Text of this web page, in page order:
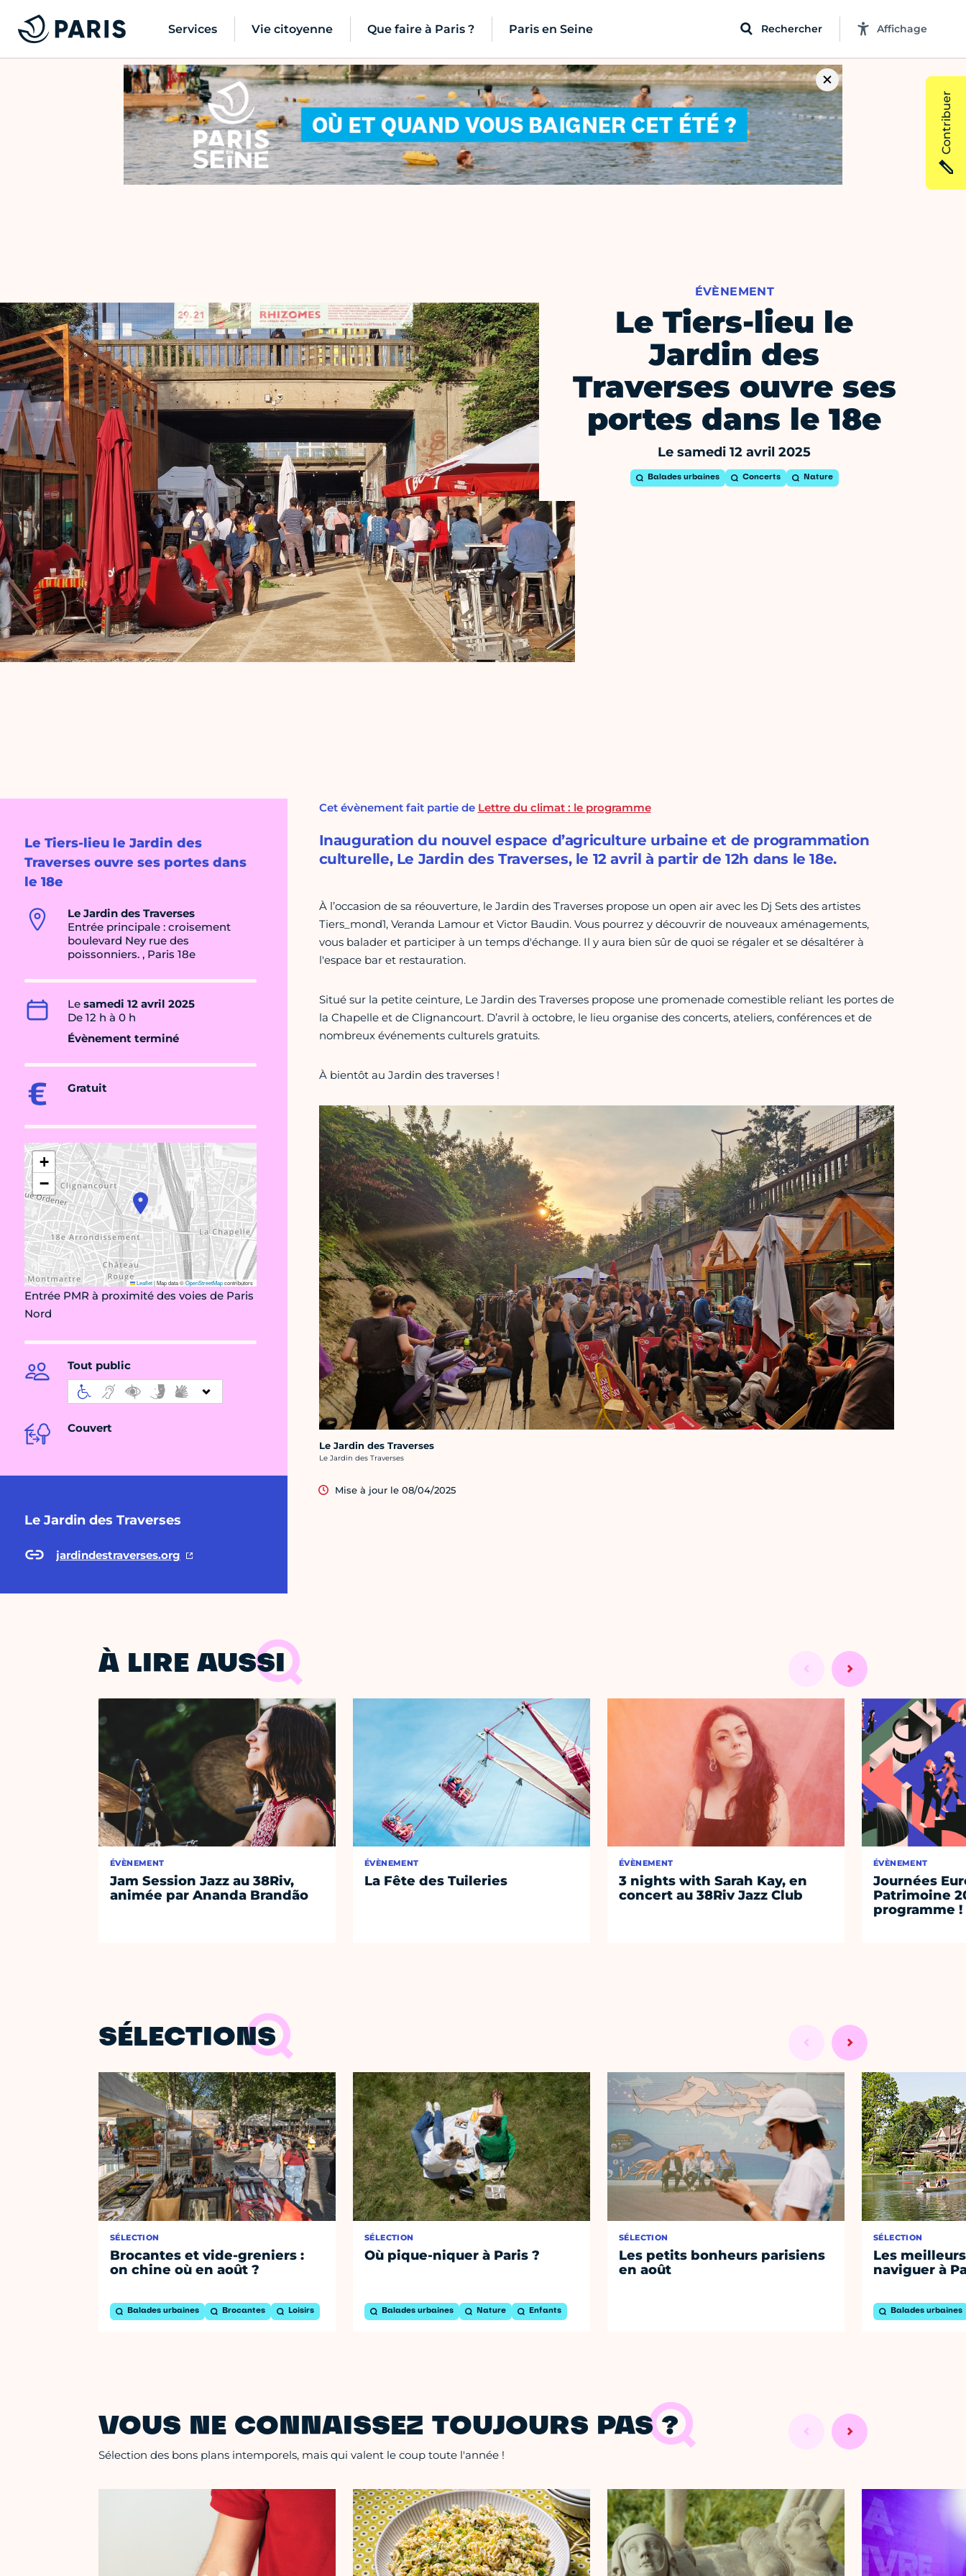
Services Vie citoyenne Que faire à Paris ? Paris en Seine Rechercher Affichage
ÉVÈNEMENT
Le Tiers-lieu le
Jardin des
Traverses ouvre ses
portes dans le 18e
Le samedi 12 avril 2025
Balades urbaines Concerts Nature
Le Tiers-lieu le Jardin des
Traverses ouvre ses portes dans
le 18e
Le Jardin des Traverses
Entrée principale : croisement
boulevard Ney rue des
poissonniers. , Paris 18e
Le samedi 12 avril 2025
De 12 h à 0 h
Évènement terminé
Gratuit
+
−
Leaflet|Map data ©OpenStreetMapcontributors
Entrée PMR à proximité des voies de Paris
Nord
Tout public
Couvert
Le Jardin des Traverses
jardindestraverses.org
Cet évènement fait partie de Lettre du climat : le programme
Inauguration du nouvel espace d’agriculture urbaine et de programmation
culturelle, Le Jardin des Traverses, le 12 avril à partir de 12h dans le 18e.
À l’occasion de sa réouverture, le Jardin des Traverses propose un open air avec les Dj Sets des artistes
Tiers_mond1, Veranda Lamour et Victor Baudin. Vous pourrez y découvrir de nouveaux aménagements,
vous balader et participer à un temps d'échange. Il y aura bien sûr de quoi se régaler et se désaltérer à
l'espace bar et restauration.
Situé sur la petite ceinture, Le Jardin des Traverses propose une promenade comestible reliant les portes de
la Chapelle et de Clignancourt. D’avril à octobre, le lieu organise des concerts, ateliers, conférences et de
nombreux événements culturels gratuits.
À bientôt au Jardin des traverses !
Le Jardin des Traverses
Crédit photo :
Le Jardin des Traverses
Mise à jour le 08/04/2025
À LIRE AUSSI
ÉVÈNEMENT
Jam Session Jazz au 38Riv,
animée par Ananda Brandão
ÉVÈNEMENT
La Fête des Tuileries
ÉVÈNEMENT
3 nights with Sarah Kay, en
concert au 38Riv Jazz Club
ÉVÈNEMENT
Journées
Patrimoine
programme !
SÉLECTIONS
SÉLECTION
Brocantes et vide-greniers :
on chine où en août ?
Balades urbaines Brocantes Loisirs
SÉLECTION
Où pique-niquer à Paris ?
Balades urbaines Nature Enfants
SÉLECTION
Les petits bonheurs parisiens
en août
SÉLECTION
Les
naviguer à
Balades urbaines
VOUS NE CONNAISSEZ TOUJOURS PAS ?
Sélection des bons plans intemporels, mais qui valent le coup toute l'année !
Contribuer